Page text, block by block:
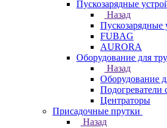
Пускозарядные
Назад
Пускозарядные
FUBAG
AURORA
Оборудование для
Назад
Оборудование
Центраторы
Присадочные прутки
Назад